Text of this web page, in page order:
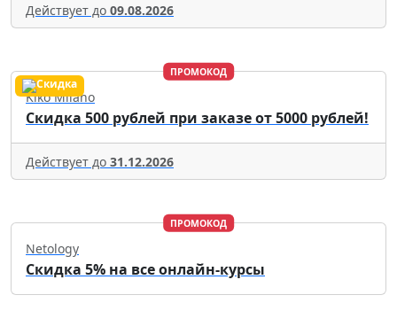
Действует до 09.08.2026
ПРОМОКОД
Kiko Milano
Скидка 500 рублей при заказе от 5000 рублей!
Действует до 31.12.2026
ПРОМОКОД
Netology
Скидка 5% на все онлайн-курсы